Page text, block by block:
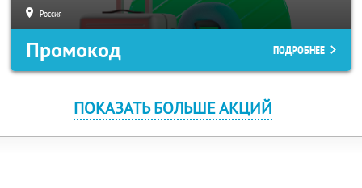
Россия
Промокод ПОДРОБНЕЕ
ПОКАЗАТЬ БОЛЬШЕ АКЦИЙ